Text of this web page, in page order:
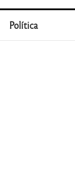
Política